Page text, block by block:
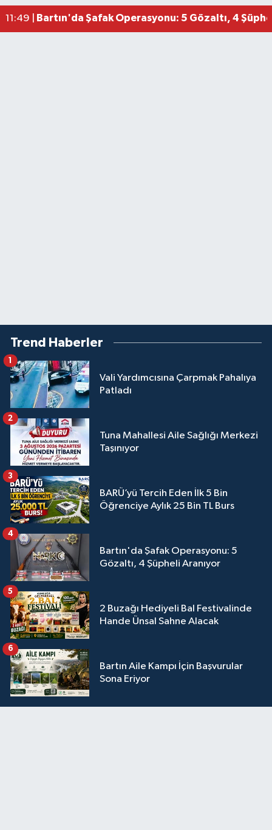
11:49 | Bartın'da Şafak Operasyonu: 5 Gözaltı, 4
Trend Haberler
Vali Yardımcısına Çarpmak Pahalıya
Patladı
1
Tuna Mahallesi Aile Sağlığı Merkezi
Taşınıyor
2
BARÜ’yü Tercih Eden İlk 5 Bin
Öğrenciye Aylık 25 Bin TL Burs
3
Bartın'da Şafak Operasyonu: 5
Gözaltı, 4 Şüpheli Aranıyor
4
2 Buzağı Hediyeli Bal Festivalinde
Hande Ünsal Sahne Alacak
5
Bartın Aile Kampı İçin Başvurular
Sona Eriyor
6